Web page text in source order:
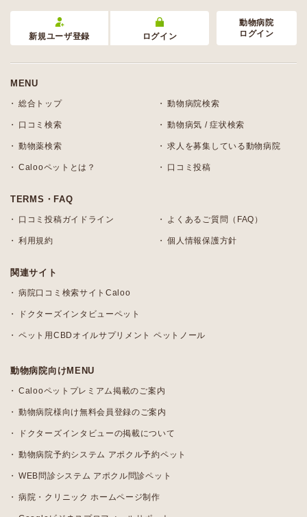
新規ユーザ登録 ログイン
動物病院
ログイン
MENU
総合トップ 動物病院検索
口コミ検索 動物病気 / 症状検索
動物薬検索 求人を募集している動物病院
Calooペットとは？ 口コミ投稿
TERMS・FAQ
口コミ投稿ガイドライン よくあるご質問（FAQ）
利用規約 個人情報保護方針
関連サイト
病院口コミ検索サイトCaloo
ドクターズインタビューペット
ペット用CBDオイルサプリメント ペットノール
動物病院向けMENU
Calooペットプレミアム掲載のご案内
動物病院様向け無料会員登録のご案内
ドクターズインタビューの掲載について
動物病院予約システム アポクル予約ペット
WEB問診システム アポクル問診ペット
病院・クリニック ホームページ制作